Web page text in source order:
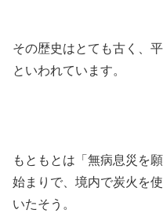
その歴史はとても古く、
といわれています。
もともとは「無病息災を
始まりで、境内で炭火を
いたそう。